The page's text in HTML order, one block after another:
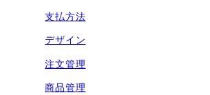
支払方法
デザイン
注文管理
商品管理